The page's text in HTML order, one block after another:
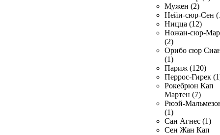
Мужен (2)
Нейи-сюр-Сен
Ницца (12)
Ножан-сюр-
(2)
Орибо сюр
(1)
Париж (120)
Перрос-Гирек
Рокебрюн Кап
Мартен (7)
Рюэй-
(1)
Сан Агнес (1)
Сен Жан Кап